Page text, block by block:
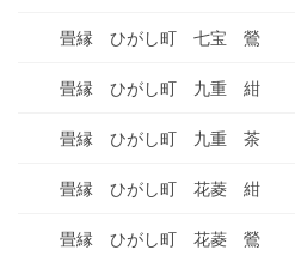
畳縁 ひがし町 七宝 鶯
畳縁 ひがし町 九重 紺
畳縁 ひがし町 九重 茶
畳縁 ひがし町 花菱 紺
畳縁 ひがし町 花菱 鶯